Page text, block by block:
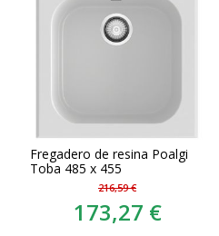
Fregadero de resina Poalgi
Toba 485 x 455
216,59 €
173,27 €